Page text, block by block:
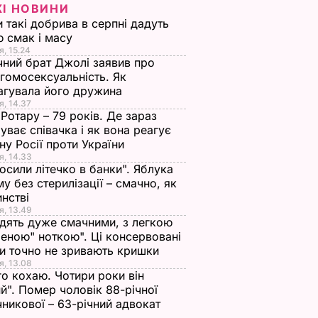
НОВИНИ
такі добрива в серпні дадуть
смак і масу
15.24
брат Джолі заявив про
Як
його дружина
14.37
Ротару – 79 років. Де зараз
співачка і як вона реагує
Росії проти України
14.33
літечко в банки". Яблука
без стерилізації – смачно, як
13.49
дуже смачними, з легкою
ноткою". Ці консервовані
точно не зривають кришки
13.08
кохаю. Чотири роки він
Помер чоловік 88-річної
– 63-річний адвокат